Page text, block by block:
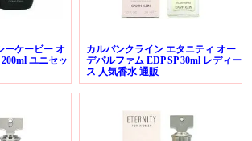
ーケービー オ
ユニセッ
カルバンクライン エタニティ オー
デパルファム EDP SP 30ml レディー
ス 人気香水 通販